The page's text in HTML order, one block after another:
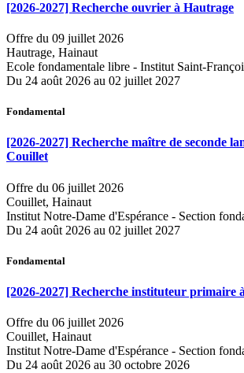
[2026-2027] Recherche ouvrier à Hautrage
Offre du 09 juillet 2026
Hautrage, Hainaut
Ecole fondamentale libre - Institut Saint-
Du 24 août 2026 au 02 juillet 2027
Fondamental
[2026-2027] Recherche maître de seconde
Couillet
Offre du 06 juillet 2026
Couillet, Hainaut
Institut Notre-Dame d'Espérance - Section
Du 24 août 2026 au 02 juillet 2027
Fondamental
[2026-2027] Recherche instituteur primaire
Offre du 06 juillet 2026
Couillet, Hainaut
Institut Notre-Dame d'Espérance - Section
Du 24 août 2026 au 30 octobre 2026